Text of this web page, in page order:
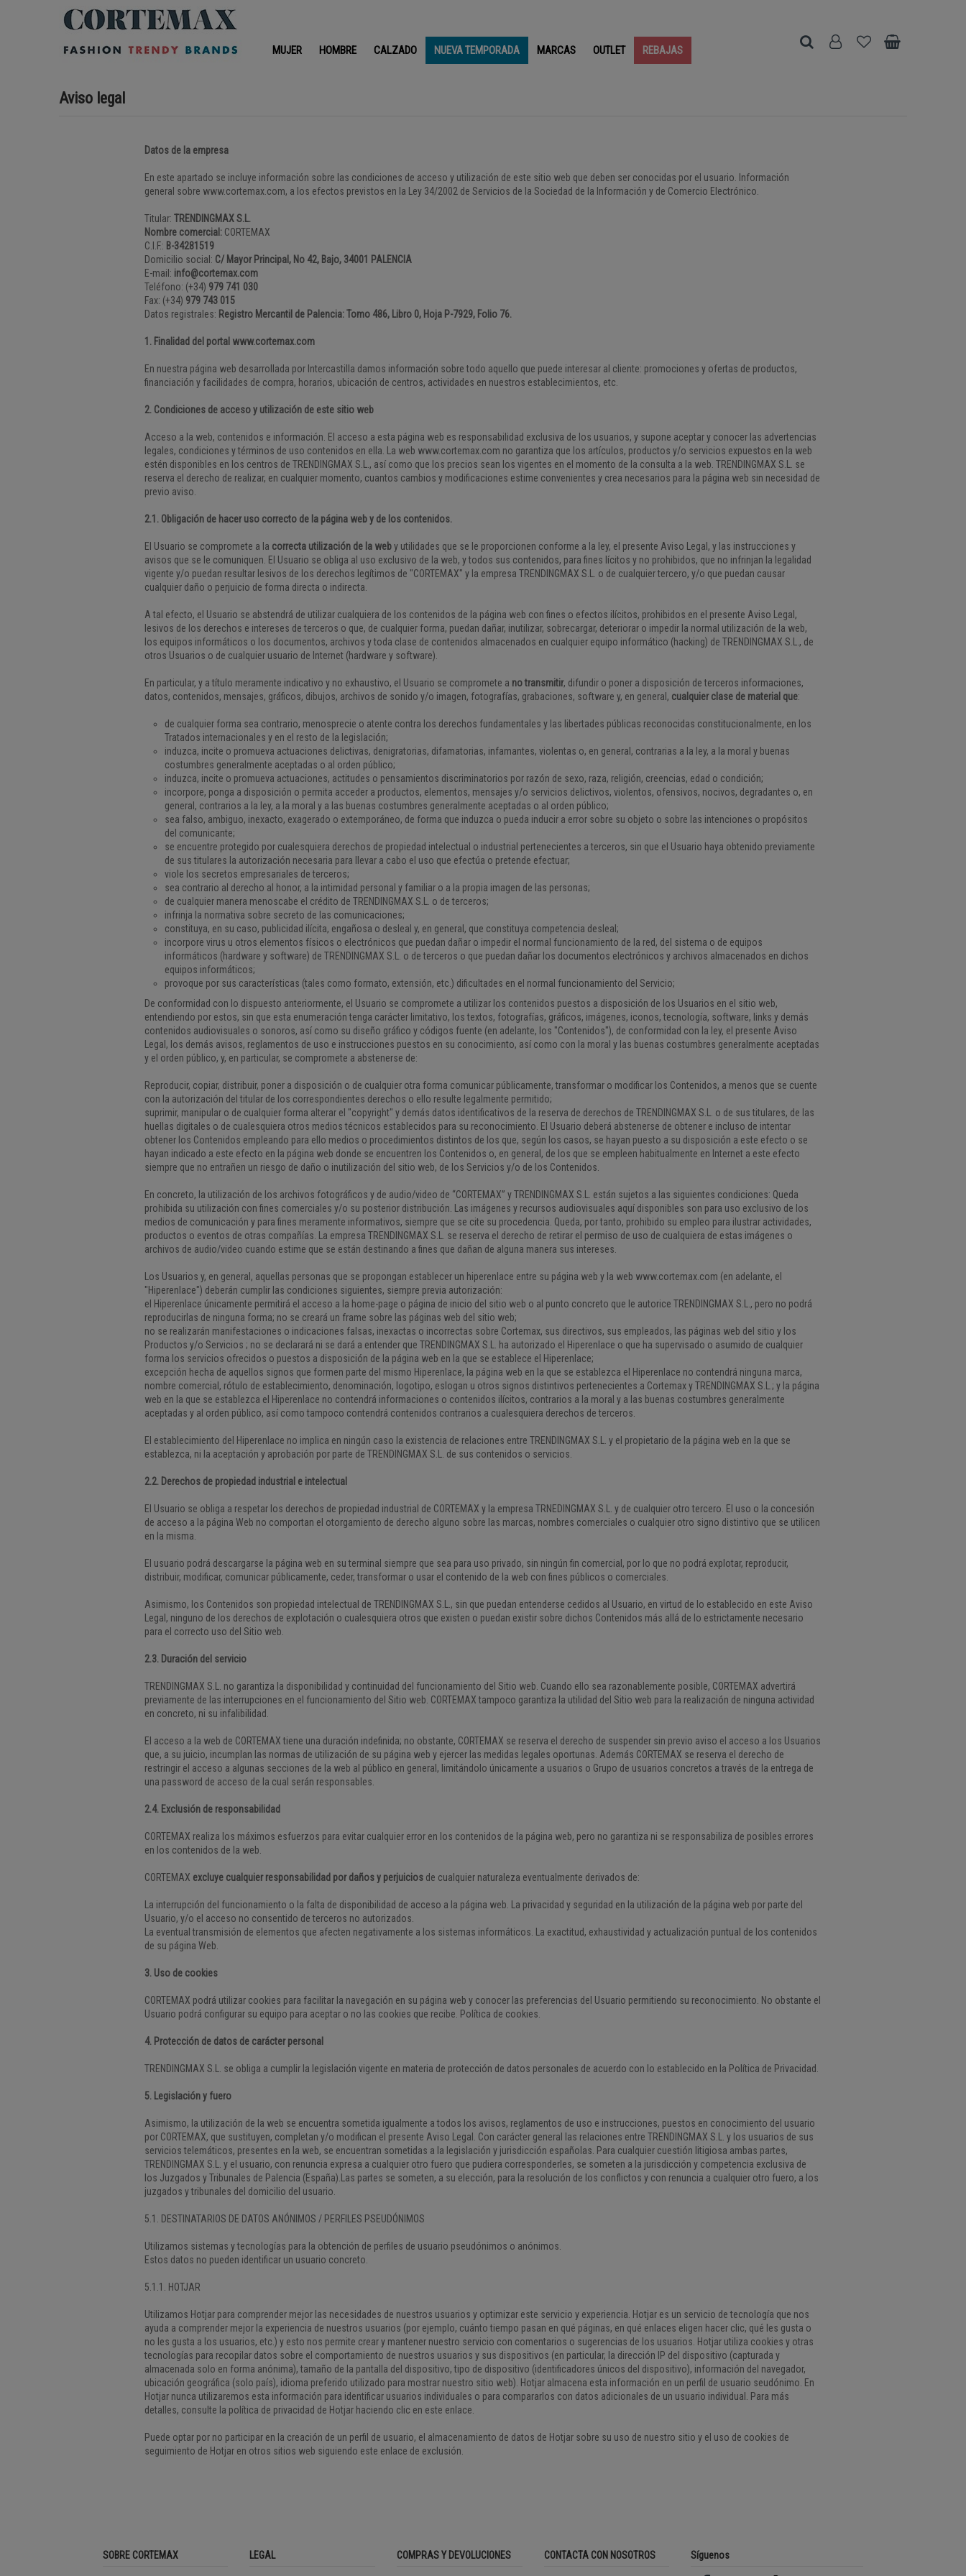
MUJER HOMBRE CALZADO NUEVA TEMPORADA MARCAS OUTLET REBAJAS
Aviso legal
Datos de la empresa
En este apartado se incluye información sobre las condiciones de acceso y utilización de este sitio web que deben ser conocidas por el usuario. Información
general sobre www.cortemax.com, a los efectos previstos en la Ley 34/2002 de Servicios de la Sociedad de la Información y de Comercio Electrónico.
Titular:TRENDINGMAX S.L.
Nombre comercial: CORTEMAX
C.I.F.: B-34281519
Domicilio social: C/ Mayor Principal, No 42, Bajo, 34001 PALENCIA
E-mail: info@cortemax.com
Teléfono: (+34) 979 741 030
Fax: (+34) 979 743 015
Datos registrales: Registro Mercantil de Palencia: Tomo 486, Libro 0, Hoja P-7929, Folio 76.
1. Finalidad del portal www.cortemax.com
En nuestra página web desarrollada por Intercastilla damos información sobre todo aquello que puede interesar al cliente: promociones y ofertas de productos,
financiación y facilidades de compra, horarios, ubicación de centros, actividades en nuestros establecimientos, etc.
2. Condiciones de acceso y utilización de este sitio web
Acceso a la web, contenidos e información. El acceso a esta página web es responsabilidad exclusiva de los usuarios, y supone aceptar y conocer las advertencias
legales, condiciones y términos de uso contenidos en ella. La web www.cortemax.com no garantiza que los artículos, productos y/o servicios expuestos en la web
estén disponibles en los centros de TRENDINGMAX S.L., así como que los precios sean los vigentes en el momento de la consulta a la web. TRENDINGMAX S.L. se
reserva el derecho de realizar, en cualquier momento, cuantos cambios y modificaciones estime convenientes y crea necesarios para la página web sin necesidad de
previo aviso.
2.1. Obligación de hacer uso correcto de la página web y de los contenidos.
El Usuario se compromete a la correcta utilización de la weby utilidades que se le proporcionen conforme a la ley, el presente Aviso Legal, y las instrucciones y
avisos que se le comuniquen. El Usuario se obliga al uso exclusivo de la web, y todos sus contenidos, para fines lícitos y no prohibidos, que no infrinjan la legalidad
vigente y/o puedan resultar lesivos de los derechos legítimos de "CORTEMAX" y la empresa TRENDINGMAX S.L. o de cualquier tercero, y/o que puedan causar
cualquier daño o perjuicio de forma directa o indirecta.
A tal efecto, el Usuario se abstendrá de utilizar cualquiera de los contenidos de la página web con fines o efectos ilícitos, prohibidos en el presente Aviso Legal,
lesivos de los derechos e intereses de terceros o que, de cualquier forma, puedan dañar, inutilizar, sobrecargar, deteriorar o impedir la normal utilización de la web,
los equipos informáticos o los documentos, archivos y toda clase de contenidos almacenados en cualquier equipo informático (hacking) de TRENDINGMAX S.L., de
otros Usuarios o de cualquier usuario de Internet (hardware y software).
En particular, y a título meramente indicativo y no exhaustivo, el Usuario se compromete a no transmitir, difundir o poner a disposición de terceros informaciones,
datos, contenidos, mensajes, gráficos, dibujos, archivos de sonido y/o imagen, fotografías, grabaciones, software y, en general, cualquier clase de material que:
de cualquier forma sea contrario, menosprecie o atente contra los derechos fundamentales y las libertades públicas reconocidas constitucionalmente, en los
Tratados internacionales y en el resto de la legislación;
induzca, incite o promueva actuaciones delictivas, denigratorias, difamatorias, infamantes, violentas o, en general, contrarias a la ley, a la moral y buenas
costumbres generalmente aceptadas o al orden público;
induzca, incite o promueva actuaciones, actitudes o pensamientos discriminatorios por razón de sexo, raza, religión, creencias, edad o condición;
incorpore, ponga a disposición o permita acceder a productos, elementos, mensajes y/o servicios delictivos, violentos, ofensivos, nocivos, degradantes o, en
general, contrarios a la ley, a la moral y a las buenas costumbres generalmente aceptadas o al orden público;
sea falso, ambiguo, inexacto, exagerado o extemporáneo, de forma que induzca o pueda inducir a error sobre su objeto o sobre las intenciones o propósitos
del comunicante;
se encuentre protegido por cualesquiera derechos de propiedad intelectual o industrial pertenecientes a terceros, sin que el Usuario haya obtenido previamente
de sus titulares la autorización necesaria para llevar a cabo el uso que efectúa o pretende efectuar;
viole los secretos empresariales de terceros;
sea contrario al derecho al honor, a la intimidad personal y familiar o a la propia imagen de las personas;
de cualquier manera menoscabe el crédito de TRENDINGMAX S.L. o de terceros;
infrinja la normativa sobre secreto de las comunicaciones;
constituya, en su caso, publicidad ilícita, engañosa o desleal y, en general, que constituya competencia desleal;
incorpore virus u otros elementos físicos o electrónicos que puedan dañar o impedir el normal funcionamiento de la red, del sistema o de equipos
informáticos (hardware y software) de TRENDINGMAX S.L. o de terceros o que puedan dañar los documentos electrónicos y archivos almacenados en dichos
equipos informáticos;
provoque por sus características (tales como formato, extensión, etc.) dificultades en el normal funcionamiento del Servicio;
De conformidad con lo dispuesto anteriormente, el Usuario se compromete a utilizar los contenidos puestos a disposición de los Usuarios en el sitio web,
entendiendo por estos, sin que esta enumeración tenga carácter limitativo, los textos, fotografías, gráficos, imágenes, iconos, tecnología, software, links y demás
contenidos audiovisuales o sonoros, así como su diseño gráfico y códigos fuente (en adelante, los "Contenidos"), de conformidad con la ley, el presente Aviso
Legal, los demás avisos, reglamentos de uso e instrucciones puestos en su conocimiento, así como con la moral y las buenas costumbres generalmente aceptadas
y el orden público, y, en particular, se compromete a abstenerse de:
Reproducir, copiar, distribuir, poner a disposición o de cualquier otra forma comunicar públicamente, transformar o modificar los Contenidos, a menos que se cuente
con la autorización del titular de los correspondientes derechos o ello resulte legalmente permitido;
suprimir, manipular o de cualquier forma alterar el "copyright" y demás datos identificativos de la reserva de derechos de TRENDINGMAX S.L. o de sus titulares, de las
huellas digitales o de cualesquiera otros medios técnicos establecidos para su reconocimiento. El Usuario deberá abstenerse de obtener e incluso de intentar
obtener los Contenidos empleando para ello medios o procedimientos distintos de los que, según los casos, se hayan puesto a su disposición a este efecto o se
hayan indicado a este efecto en la página web donde se encuentren los Contenidos o, en general, de los que se empleen habitualmente en Internet a este efecto
siempre que no entrañen un riesgo de daño o inutilización del sitio web, de los Servicios y/o de los Contenidos.
En concreto, la utilización de los archivos fotográficos y de audio/video de “CORTEMAX” y TRENDINGMAX S.L. están sujetos a las siguientes condiciones: Queda
prohibida su utilización con fines comerciales y/o su posterior distribución. Las imágenes y recursos audiovisuales aquí disponibles son para uso exclusivo de los
medios de comunicación y para fines meramente informativos, siempre que se cite su procedencia. Queda, por tanto, prohibido su empleo para ilustrar actividades,
productos o eventos de otras compañías. La empresa TRENDINGMAX S.L. se reserva el derecho de retirar el permiso de uso de cualquiera de estas imágenes o
archivos de audio/video cuando estime que se están destinando a fines que dañan de alguna manera sus intereses.
Los Usuarios y, en general, aquellas personas que se propongan establecer un hiperenlace entre su página web y la web www.cortemax.com (en adelante, el
"Hiperenlace") deberán cumplir las condiciones siguientes, siempre previa autorización:
el Hiperenlace únicamente permitirá el acceso a la home-page o página de inicio del sitio web o al punto concreto que le autorice TRENDINGMAX S.L., pero no podrá
reproducirlas de ninguna forma; no se creará un frame sobre las páginas web del sitio web;
no se realizarán manifestaciones o indicaciones falsas, inexactas o incorrectas sobre Cortemax, sus directivos, sus empleados, las páginas web del sitio y los
Productos y/o Servicios ; no se declarará ni se dará a entender que TRENDINGMAX S.L. ha autorizado el Hiperenlace o que ha supervisado o asumido de cualquier
forma los servicios ofrecidos o puestos a disposición de la página web en la que se establece el Hiperenlace;
excepción hecha de aquellos signos que formen parte del mismo Hiperenlace, la página web en la que se establezca el Hiperenlace no contendrá ninguna marca,
nombre comercial, rótulo de establecimiento, denominación, logotipo, eslogan u otros signos distintivos pertenecientes a Cortemax y TRENDINGMAX S.L.; y la página
web en la que se establezca el Hiperenlace no contendrá informaciones o contenidos ilícitos, contrarios a la moral y a las buenas costumbres generalmente
aceptadas y al orden público, así como tampoco contendrá contenidos contrarios a cualesquiera derechos de terceros.
El establecimiento del Hiperenlace no implica en ningún caso la existencia de relaciones entre TRENDINGMAX S.L. y el propietario de la página web en la que se
establezca, ni la aceptación y aprobación por parte de TRENDINGMAX S.L. de sus contenidos o servicios.
2.2. Derechos de propiedad industrial e intelectual
El Usuario se obliga a respetar los derechos de propiedad industrial de CORTEMAX y la empresa TRNEDINGMAX S.L. y de cualquier otro tercero. El uso o la concesión
de acceso a la página Web no comportan el otorgamiento de derecho alguno sobre las marcas, nombres comerciales o cualquier otro signo distintivo que se utilicen
en la misma.
El usuario podrá descargarse la página web en su terminal siempre que sea para uso privado, sin ningún fin comercial, por lo que no podrá explotar, reproducir,
distribuir, modificar, comunicar públicamente, ceder, transformar o usar el contenido de la web con fines públicos o comerciales.
Asimismo, los Contenidos son propiedad intelectual de TRENDINGMAX S.L., sin que puedan entenderse cedidos al Usuario, en virtud de lo establecido en este Aviso
Legal, ninguno de los derechos de explotación o cualesquiera otros que existen o puedan existir sobre dichos Contenidos más allá de lo estrictamente necesario
para el correcto uso del Sitio web.
2.3. Duración del servicio
TRENDINGMAX S.L. no garantiza la disponibilidad y continuidad del funcionamiento del Sitio web. Cuando ello sea razonablemente posible, CORTEMAX advertirá
previamente de las interrupciones en el funcionamiento del Sitio web. CORTEMAX tampoco garantiza la utilidad del Sitio web para la realización de ninguna actividad
en concreto, ni su infalibilidad.
El acceso a la web de CORTEMAX tiene una duración indefinida; no obstante, CORTEMAX se reserva el derecho de suspender sin previo aviso el acceso a los Usuarios
que, a su juicio, incumplan las normas de utilización de su página web y ejercer las medidas legales oportunas. Además CORTEMAX se reserva el derecho de
restringir el acceso a algunas secciones de la web al público en general, limitándolo únicamente a usuarios o Grupo de usuarios concretos a través de la entrega de
una password de acceso de la cual serán responsables.
2.4. Exclusión de responsabilidad
CORTEMAX realiza los máximos esfuerzos para evitar cualquier error en los contenidos de la página web, pero no garantiza ni se responsabiliza de posibles errores
en los contenidos de la web.
CORTEMAX excluye cualquier responsabilidad por daños y perjuicios de cualquier naturaleza eventualmente derivados de:
La interrupción del funcionamiento o la falta de disponibilidad de acceso a la página web. La privacidad y seguridad en la utilización de la página web por parte del
Usuario, y/o el acceso no consentido de terceros no autorizados.
La eventual transmisión de elementos que afecten negativamente a los sistemas informáticos. La exactitud, exhaustividad y actualización puntual de los contenidos
de su página Web.
3. Uso de cookies
CORTEMAX podrá utilizar cookies para facilitar la navegación en su página web y conocer las preferencias del Usuario permitiendo su reconocimiento. No obstante el
Usuario podrá configurar su equipo para aceptar o no las cookies que recibe. Política de cookies.
4. Protección de datos de carácter personal
TRENDINGMAX S.L. se obliga a cumplir la legislación vigente en materia de protección de datos personales de acuerdo con lo establecido en la Política de Privacidad.
5. Legislación y fuero
Asimismo, la utilización de la web se encuentra sometida igualmente a todos los avisos, reglamentos de uso e instrucciones, puestos en conocimiento del usuario
por CORTEMAX, que sustituyen, completan y/o modifican el presente Aviso Legal. Con carácter general las relaciones entre TRENDINGMAX S.L. y los usuarios de sus
servicios telemáticos, presentes en la web, se encuentran sometidas a la legislación y jurisdicción españolas. Para cualquier cuestión litigiosa ambas partes,
TRENDINGMAX S.L. y el usuario, con renuncia expresa a cualquier otro fuero que pudiera corresponderles, se someten a la jurisdicción y competencia exclusiva de
los Juzgados y Tribunales de Palencia (España).Las partes se someten, a su elección, para la resolución de los conflictos y con renuncia a cualquier otro fuero, a los
juzgados y tribunales del domicilio del usuario.
5.1. DESTINATARIOS DE DATOS ANÓNIMOS / PERFILES PSEUDÓNIMOS
Utilizamos sistemas y tecnologías para la obtención de perfiles de usuario pseudónimos o anónimos.
Estos datos no pueden identificar un usuario concreto.
5.1.1. HOTJAR
Utilizamos Hotjar para comprender mejor las necesidades de nuestros usuarios y optimizar este servicio y experiencia. Hotjar es un servicio de tecnología que nos
ayuda a comprender mejor la experiencia de nuestros usuarios (por ejemplo, cuánto tiempo pasan en qué páginas, en qué enlaces eligen hacer clic, qué les gusta o
no les gusta a los usuarios, etc.) y esto nos permite crear y mantener nuestro servicio con comentarios o sugerencias de los usuarios. Hotjar utiliza cookies y otras
tecnologías para recopilar datos sobre el comportamiento de nuestros usuarios y sus dispositivos (en particular, la dirección IP del dispositivo (capturada y
almacenada solo en forma anónima), tamaño de la pantalla del dispositivo, tipo de dispositivo (identificadores únicos del dispositivo), información del navegador,
ubicación geográfica (solo país), idioma preferido utilizado para mostrar nuestro sitio web). Hotjar almacena esta información en un perfil de usuario seudónimo. En
Hotjar nunca utilizaremos esta información para identificar usuarios individuales o para compararlos con datos adicionales de un usuario individual. Para más
detalles, consulte la política de privacidad de Hotjar haciendo clic en este enlace.
Puede optar por no participar en la creación de un perfil de usuario, el almacenamiento de datos de Hotjar sobre su uso de nuestro sitio y el uso de cookies de
seguimiento de Hotjar en otros sitios web siguiendo este enlace de exclusión.
SOBRE CORTEMAX LEGAL COMPRAS Y DEVOLUCIONES CONTACTA CON NOSOTROS Síguenos